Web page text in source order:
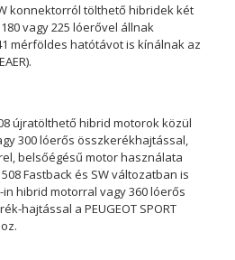
konnektorról tölthető hibridek két
vagy 225 lóerővel állnak
mérföldes hatótávot is kínálnak az
újratölthető hibrid motorok közül
300 lóerős összkerékhajtással,
belsőégésű motor használata
Fastback és SW változatban is
hibrid motorral vagy 360 lóerős
hajtással a PEUGEOT SPORT